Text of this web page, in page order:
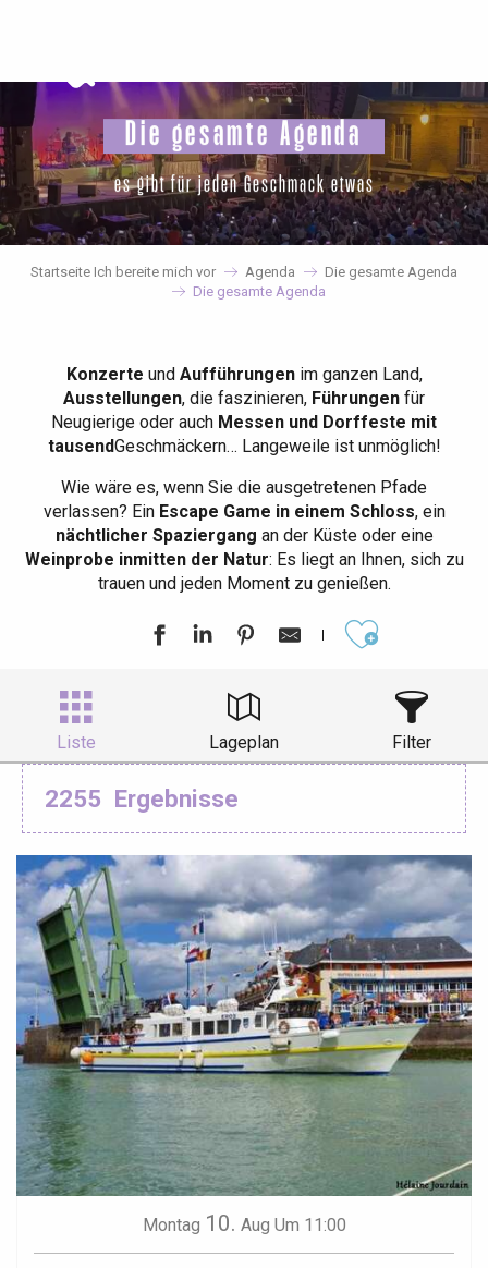
principal
Die gesamte Agenda
es gibt für jeden Geschmack etwas
Startseite Ich bereite mich vor Agenda
Die gesamte Agenda
Die gesamte Agenda
Konzerte und Aufführungenim ganzen Land,
Ausstellungen, die faszinieren, Führungen für
Neugierige oder auch Messen und Dorffeste mit
tausendGeschmäckern… Langeweile ist unmöglich!
Wie wäre es, wenn Sie die ausgetretenen Pfade
verlassen? EinEscape Game in einem Schloss, ein
nächtlicher Spaziergang an der Küste oder eine
Weinprobe inmitten der Natur: Es liegt an Ihnen, sich zu
trauen und jeden Moment zu genießen.
Liste Lageplan Filter
2255 Ergebnisse
Montag 10. Aug Um 11:00